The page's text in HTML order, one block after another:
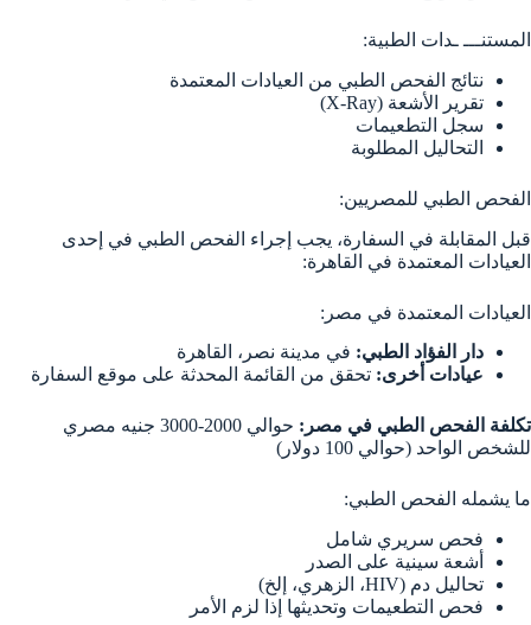
المستنـــ ـدات الطبية:
نتائج الفحص الطبي من العيادات المعتمدة
تقرير الأشعة (X-Ray)
سجل التطعيمات
التحاليل المطلوبة
الفحص الطبي للمصريين:
قبل المقابلة في السفارة، يجب إجراء الفحص الطبي في إحدى
العيادات المعتمدة في القاهرة:
العيادات المعتمدة في مصر:
دار الفؤاد الطبي: في مدينة نصر، القاهرة
عيادات أخرى: تحقق من القائمة المحدثة على موقع السفارة
تكلفة الفحص الطبي في مصر:
حوالي 2000-3000 جنيه مصري
للشخص الواحد (حوالي 100 دولار)
ما يشمله الفحص الطبي:
فحص سريري شامل
أشعة سينية على الصدر
تحاليل دم (HIV، الزهري، إلخ)
فحص التطعيمات وتحديثها إذا لزم الأمر